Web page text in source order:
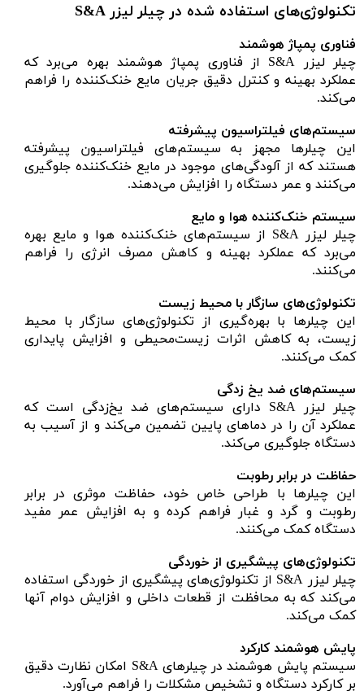
تکنولوژی‌های استفاده شده در چیلر لیزر S&A
فناوری پمپاژ هوشمند
چیلر لیزر S&A از فناوری پمپاژ هوشمند بهره می‌برد که
عملکرد بهینه و کنترل دقیق جریان مایع خنک‌کننده را فراهم
می‌کند.
سیستم‌های فیلتراسیون پیشرفته
این چیلرها مجهز به سیستم‌های فیلتراسیون پیشرفته
هستند که از آلودگی‌های موجود در مایع خنک‌کننده جلوگیری
می‌کنند و عمر دستگاه را افزایش می‌دهند.
سیستم خنک‌کننده هوا و مایع
چیلر لیزر S&A از سیستم‌های خنک‌کننده هوا و مایع بهره
می‌برد که عملکرد بهینه و کاهش مصرف انرژی را فراهم
می‌کنند.
تکنولوژی‌های سازگار با محیط زیست
این چیلرها با بهره‌گیری از تکنولوژی‌های سازگار با محیط
زیست، به کاهش اثرات زیست‌محیطی و افزایش پایداری
کمک می‌کنند.
سیستم‌های ضد یخ زدگی
چیلر لیزر S&A دارای سیستم‌های ضد یخ‌زدگی است که
عملکرد آن را در دماهای پایین تضمین می‌کند و از آسیب به
دستگاه جلوگیری می‌کند.
حفاظت در برابر رطوبت
این چیلرها با طراحی خاص خود، حفاظت موثری در برابر
رطوبت و گرد و غبار فراهم کرده و به افزایش عمر مفید
دستگاه کمک می‌کنند.
تکنولوژی‌های پیشگیری از خوردگی
چیلر لیزر S&A از تکنولوژی‌های پیشگیری از خوردگی استفاده
می‌کند که به محافظت از قطعات داخلی و افزایش دوام آنها
کمک می‌کند.
پایش هوشمند کارکرد
سیستم پایش هوشمند در چیلرهای S&A امکان نظارت دقیق
بر کارکرد دستگاه و تشخیص مشکلات را فراهم می‌آورد.